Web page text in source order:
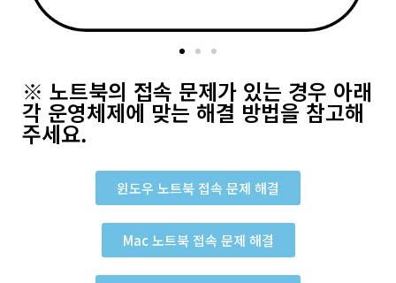
※ 노트북의 접속 문제가 있는 경우 아래
각 운영체제에 맞는 해결 방법을 참고해
주세요.
윈도우 노트북 접속 문제 해결
Mac 노트북 접속 문제 해결